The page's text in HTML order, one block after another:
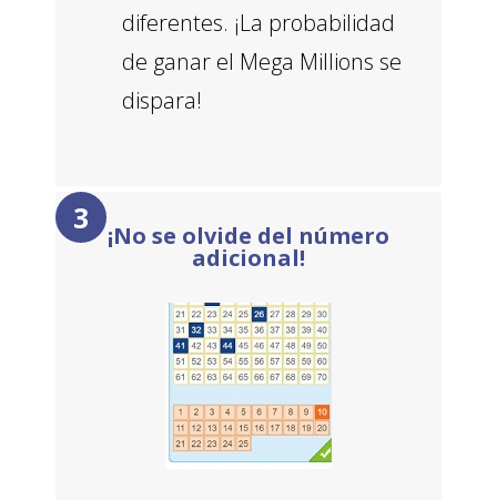
diferentes. ¡La probabilidad
de ganar el Mega Millions se
dispara!
¡No se olvide del número
adicional!